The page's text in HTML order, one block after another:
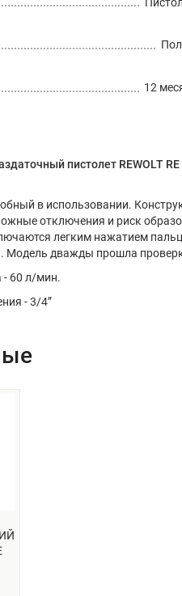
12
пистолет REWOLT RE
в использовании.
отключения и риск
легким нажатием
Модель дважды прошла
- 60 л/мин.
- 3/4”